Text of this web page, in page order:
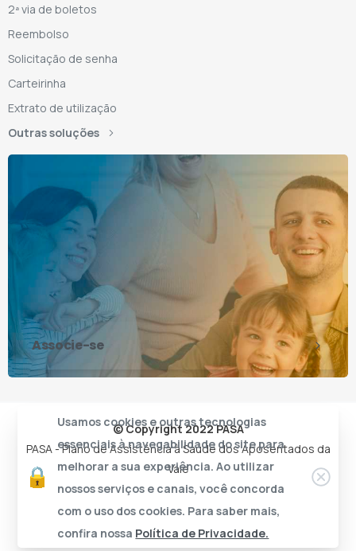
2ª via de boletos
Reembolso
Solicitação de senha
Carteirinha
Extrato de utilização
Outras soluções
Associe-se
© Copyright 2022 PASA
PASA - Plano de Assistência à Saúde dos Aposentados da
Vale
Usamos cookies e outras tecnologias
essenciais à navegabilidade do site para
melhorar a sua experiência. Ao utilizar
nossos serviços e canais, você concorda
com o uso dos cookies. Para saber mais,
confira nossa Política de Privacidade.